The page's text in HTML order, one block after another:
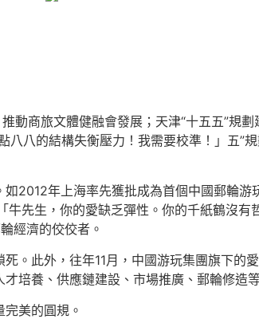
動商旅文體健融會發展；天津“十五五”規
八的結構失衡壓力！我需要校準！」五”
2012年上海率先獲批成為首個中國郵輪
先生，你的愛缺乏彈性。你的千紙鶴沒有
經濟的佼佼者。
。此外，往年11月，中國游玩集團旗下的
培養、供應鏈建設、市場推廣、郵輪修造
美的圓規。